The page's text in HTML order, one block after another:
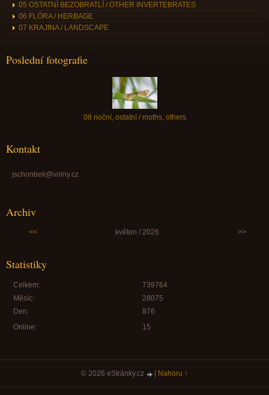
05 OSTATNÍ BEZOBRATLÍ / OTHER INVERTEBRATES
06 FLÓRA / HERBAGE
07 KRAJINA / LANDSCAPE
Poslední fotografie
08 noční, ostatní / moths, others
Kontakt
jschonbek@volny.cz
Archiv
<< květen / 2026 >>
Statistiky
Online: 15
Celkem:
739764
Měsíc:
28075
Den:
876
© 2026 eStránky.cz Nahoru ↑